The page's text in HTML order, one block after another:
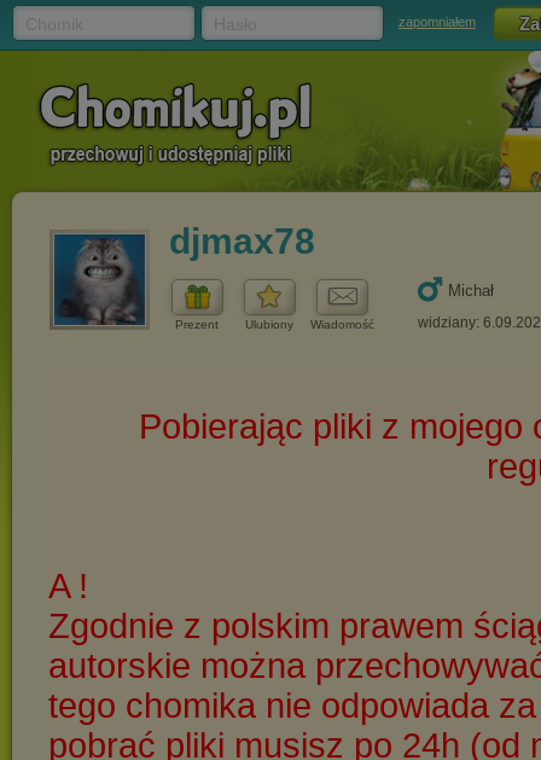
zapomniałem
djmax78
Prezent Ulubiony Wiadomość
Michał
widziany: